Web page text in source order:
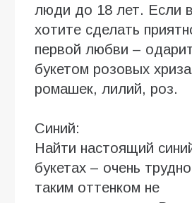
люди до 18 лет. Если
хотите сделать
первой любви –
букетом розовых
ромашек, лилий, роз.
Синий:
Найти настоящий
букетах – очень
таким оттенком не